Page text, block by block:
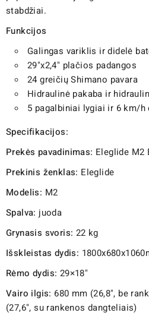
stabdžiai.
Funkcijos
Galingas variklis ir didelė
29"x2,4" plačios padangos
24 greičių Shimano pavara
Hidraulinė pakaba ir
5 pagalbiniai lygiai ir 6 km/h
Specifikacijos:
Prekės pavadinimas: Eleglide M2
Prekinis ženklas: Eleglide
Modelis: M2
Spalva: juoda
Grynasis svoris: 22 kg
Išskleistas dydis:
Rėmo dydis: 29×18"
Vairo ilgis: 680 mm (26,8", be
(27,6", su rankenos dangteliais)